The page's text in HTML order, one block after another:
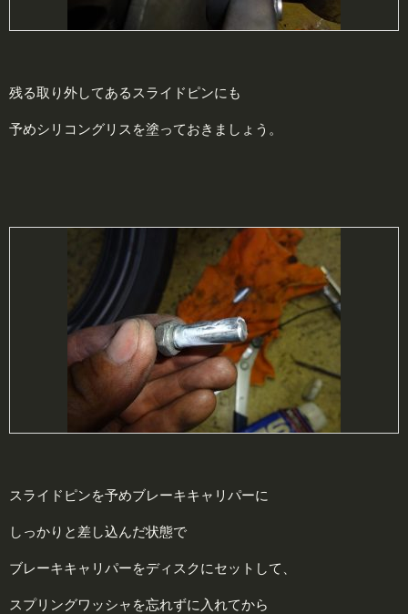
残る取り外してあるスライドピンにも
予めシリコングリスを塗っておきましょう。
スライドピンを予めブレーキキャリパーに
しっかりと差し込んだ状態で
ブレーキキャリパーをディスクにセットして、
スプリングワッシャを忘れずに入れてから